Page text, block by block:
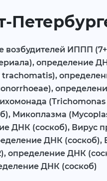
возбудителей ИППП
определение
Микоплазма
ДНК (соскоб), Вирус
ДНК (соскоб),
определение ДНК
ДНК (соскоб)